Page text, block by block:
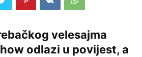
velesajma
odlazi u povijest, a